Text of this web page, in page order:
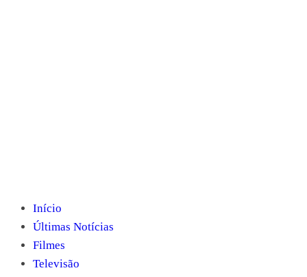
Início
Últimas Notícias
Filmes
Televisão